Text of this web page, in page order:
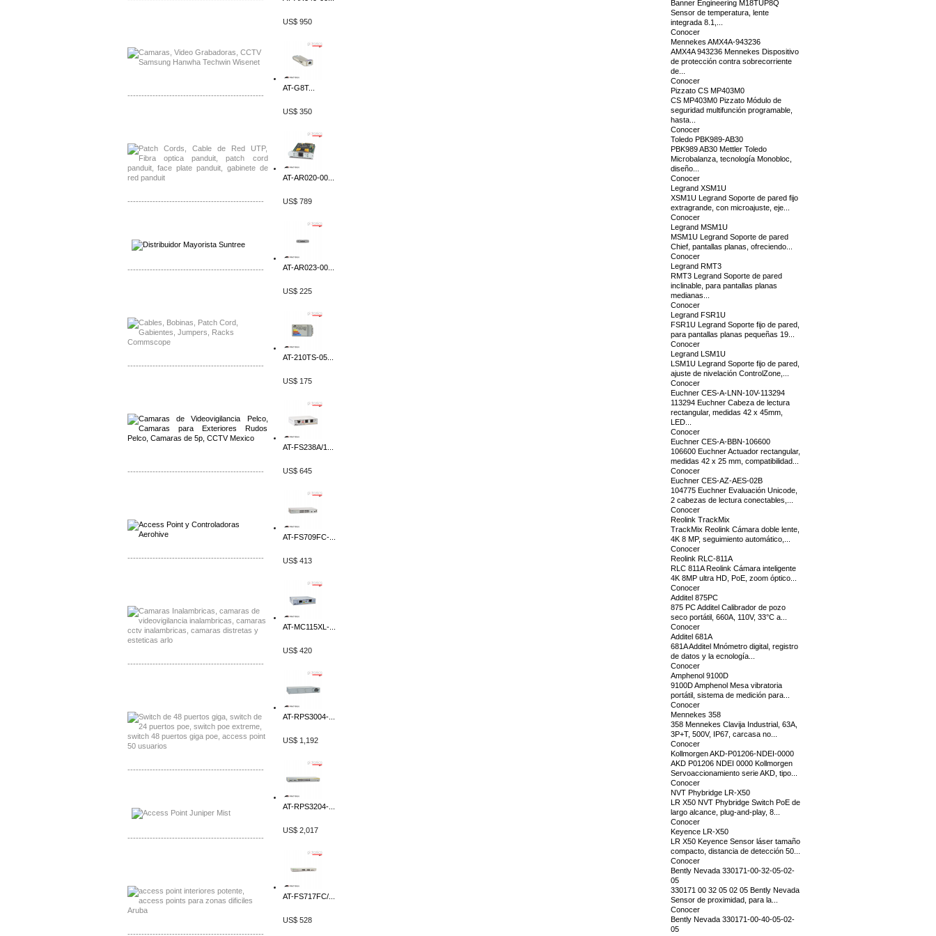
-------------------------------------------------
-------------------------------------------------
-------------------------------------------------
-------------------------------------------------
-------------------------------------------------
-------------------------------------------------
-------------------------------------------------
-------------------------------------------------
-------------------------------------------------
-------------------------------------------------
US$ 950
AT-G8T...
US$ 350
AT-AR020-00...
US$ 789
AT-AR023-00...
US$ 225
AT-210TS-05...
US$ 175
AT-FS238A/1...
US$ 645
AT-FS709FC-...
US$ 413
AT-MC115XL-...
US$ 420
AT-RPS3004-...
US$ 1,192
AT-RPS3204-...
US$ 2,017
AT-FS717FC/...
US$ 528
Banner Engineering M18TUP8Q
Sensor de temperatura, lente
integrada 8.1,...
Conocer
Mennekes AMX4A-943236
AMX4A 943236 Mennekes Dispositivo
de protección contra sobrecorriente
de...
Conocer
Pizzato CS MP403M0
CS MP403M0 Pizzato Módulo de
seguridad multifunción programable,
hasta...
Conocer
Toledo PBK989-AB30
PBK989 AB30 Mettler Toledo
Microbalanza, tecnología Monobloc,
diseño...
Conocer
Legrand XSM1U
XSM1U Legrand Soporte de pared fijo
extragrande, con microajuste, eje...
Conocer
Legrand MSM1U
MSM1U Legrand Soporte de pared
Chief, pantallas planas, ofreciendo...
Conocer
Legrand RMT3
RMT3 Legrand Soporte de pared
inclinable, para pantallas planas
medianas...
Conocer
Legrand FSR1U
FSR1U Legrand Soporte fijo de pared,
para pantallas planas pequeñas 19...
Conocer
Legrand LSM1U
LSM1U Legrand Soporte fijo de pared,
ajuste de nivelación ControlZone,...
Conocer
Euchner CES-A-LNN-10V-113294
113294 Euchner Cabeza de lectura
rectangular, medidas 42 x 45mm,
LED...
Conocer
Euchner CES-A-BBN-106600
106600 Euchner Actuador rectangular,
medidas 42 x 25 mm, compatibilidad...
Conocer
Euchner CES-AZ-AES-02B
104775 Euchner Evaluación Unicode,
2 cabezas de lectura conectables,...
Conocer
Reolink TrackMix
TrackMix Reolink Cámara doble lente,
4K 8 MP, seguimiento automático,...
Conocer
Reolink RLC-811A
RLC 811A Reolink Cámara inteligente
4K 8MP ultra HD, PoE, zoom óptico...
Conocer
Additel 875PC
875 PC Additel Calibrador de pozo
seco portátil, 660A, 110V, 33°C a...
Conocer
Additel 681A
681A Additel Mnómetro digital, registro
de datos y la ecnología...
Conocer
Amphenol 9100D
9100D Amphenol Mesa vibratoria
portátil, sistema de medición para...
Conocer
Mennekes 358
358 Mennekes Clavija Industrial, 63A,
3P+T, 500V, IP67, carcasa no...
Conocer
Kollmorgen AKD-P01206-NDEI-0000
AKD P01206 NDEI 0000 Kollmorgen
Servoaccionamiento serie AKD, tipo...
Conocer
NVT Phybridge LR-X50
LR X50 NVT Phybridge Switch PoE de
largo alcance, plug-and-play, 8...
Conocer
Keyence LR-X50
LR X50 Keyence Sensor láser tamaño
compacto, distancia de detección 50...
Conocer
Bently Nevada 330171-00-32-05-02-
05
330171 00 32 05 02 05 Bently Nevada
Sensor de proximidad, para la...
Conocer
Bently Nevada 330171-00-40-05-02-
05